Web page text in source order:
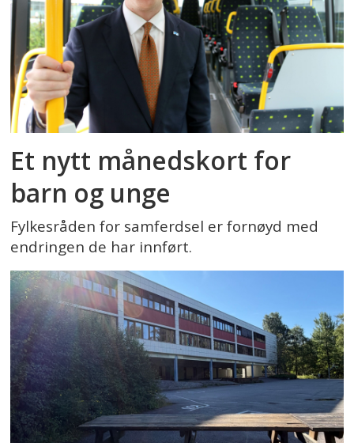
Et nytt månedskort for
barn og unge
Fylkesråden for samferdsel er fornøyd med
endringen de har innført.